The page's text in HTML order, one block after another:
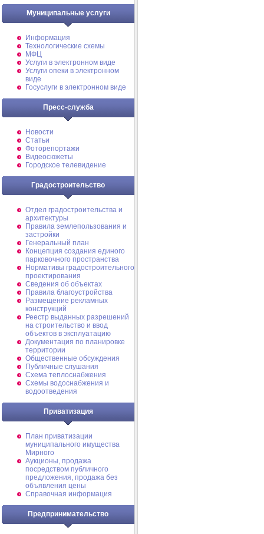
Муниципальные услуги
Информация
Технологические схемы
МФЦ
Услуги в электронном виде
Услуги опеки в электронном
виде
Госуслуги в электронном виде
Пресс-служба
Новости
Статьи
Фоторепортажи
Видеосюжеты
Городское телевидение
Градостроительство
Отдел градостроительства и
архитектуры
Правила землепользования и
застройки
Генеральный план
Концепция создания единого
парковочного пространства
Нормативы градостроительного
проектирования
Сведения об объектах
Правила благоустройства
Размещение рекламных
конструкций
Реестр выданных разрешений
на строительство и ввод
объектов в эксплуатацию
Документация по планировке
территории
Общественные обсуждения
Публичные слушания
Схема теплоснабжения
Схемы водоснабжения и
водоотведения
Приватизация
План приватизации
муниципального имущества
Мирного
Аукционы, продажа
посредством публичного
предложения, продажа без
объявления цены
Справочная информация
Предпринимательство